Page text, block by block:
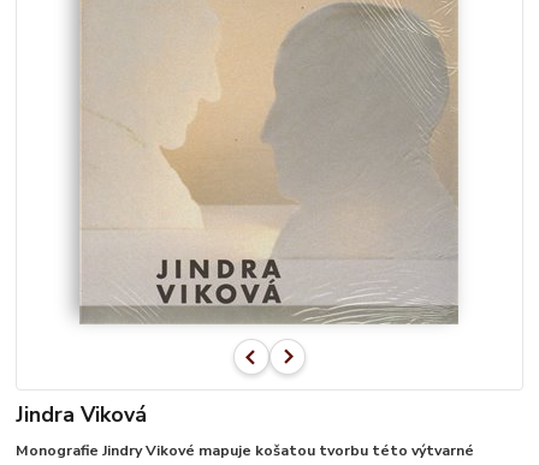
Jindra Viková
Monografie Jindry Vikové mapuje košatou tvorbu této výtvarné